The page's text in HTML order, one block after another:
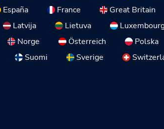
España
France Great Britain
Latvija
Lietuva
Norge
Österreich Polska
Suomi
Sverige